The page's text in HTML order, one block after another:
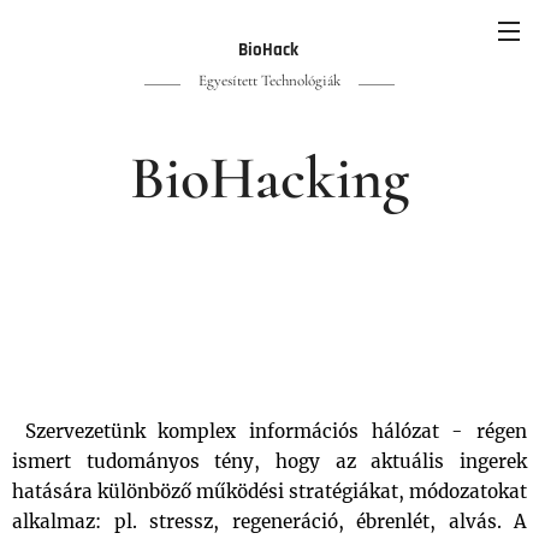
BioHack
Egyesített Technológiák
BioHacking
Szervezetünk komplex információs hálózat - régen
ismert tudományos tény, hogy az aktuális ingerek
hatására különböző működési stratégiákat, módozatokat
alkalmaz: pl. stressz, regeneráció, ébrenlét, alvás. A